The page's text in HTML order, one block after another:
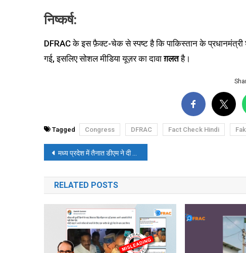
निष्कर्ष:
DFRAC के इस फ़ैक्ट-चेक से स्पष्ट है कि पाकिस्तान के प्रधानमंत्री
गई, इसलिए सोशल मीडिया यूज़र का दावाग़लतहै।
Tagged Congress DFRAC Fact Check Hindi
पोस्ट
नेविगेशन
मध्य प्रदेश में तैनात डीएम ने दी मुसलमानों को कड़ी नसीहत? पढ़ें, फ़ैक्ट-चेक
RELATED POSTS